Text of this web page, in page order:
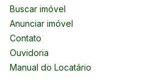
Buscar imóvel
Anunciar imóvel
Contato
Ouvidoria
Manual do Locatário